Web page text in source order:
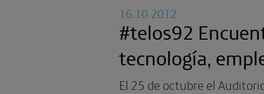
16.10.2012
#telos92
tecnología,
El 25 de octubre el